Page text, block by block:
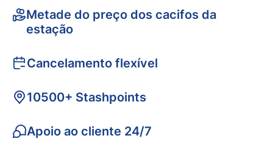
Metade do preço dos cacifos da
estação
Cancelamento flexível
10500+ Stashpoints
Apoio ao cliente 24/7